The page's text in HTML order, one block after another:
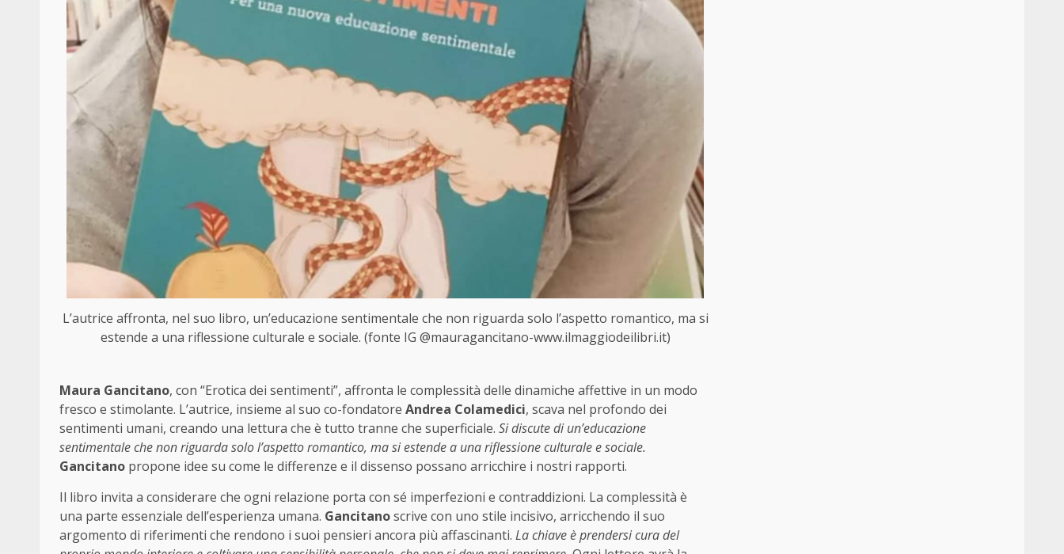
L’autrice affronta, nel suo libro, un’educazione sentimentale che non riguarda solo l’aspetto romantico, ma si
estende a una riflessione culturale e sociale. (fonte IG @mauragancitano-www.ilmaggiodeilibri.it)
Maura Gancitano, con “Erotica dei sentimenti”, affronta le complessità delle dinamiche affettive in un modo
fresco e stimolante. L’autrice, insieme al suo co-fondatore Andrea Colamedici, scava nel profondo dei
sentimenti umani, creando una lettura che è tutto tranne che superficiale. Si discute di un’educazione
sentimentale che non riguarda solo l’aspetto romantico, ma si estende a una riflessione culturale e sociale.
Gancitano propone idee su come le differenze e il dissenso possano arricchire i nostri rapporti.
Il libro invita a considerare che ogni relazione porta con sé imperfezioni e contraddizioni. La complessità è
una parte essenziale dell’esperienza umana. Gancitanoscrive con uno stile incisivo, arricchendo il suo
argomento di riferimenti che rendono i suoi pensieri ancora più affascinanti. La chiave è prendersi cura del